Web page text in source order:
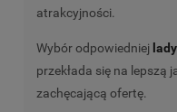
atrakcyjności.
Wybór odpowiedniej
przekłada się na lepszą
zachęcającą ofertę.